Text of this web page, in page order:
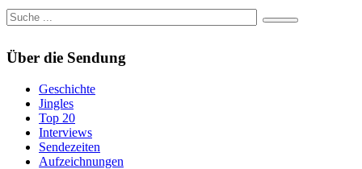
Über die Sendung
Geschichte
Jingles
Top 20
Interviews
Sendezeiten
Aufzeichnungen